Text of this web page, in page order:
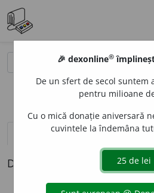
definiții (1) pronunțievolume_up (46)
Definiția cu ID-ul 955359:
🎉 dexonline®
De un sfert de secol suntem
pentru milioane
Cu o mică donație aniversară
cuvintele la îndemâna